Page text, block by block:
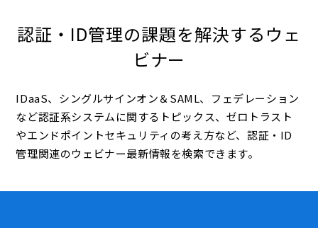
認証・ID管理の課題を解決するウェ
ビナー
IDaaS、シングルサインオン＆SAML、フェデレーション
など認証系システムに関するトピックス、ゼロトラスト
やエンドポイントセキュリティの考え方など、認証・ID
管理関連のウェビナー最新情報を検索できます。